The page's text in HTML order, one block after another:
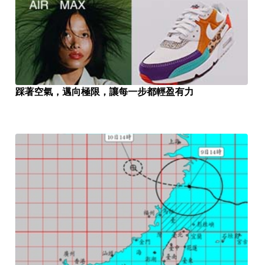
踩著空氣，邁向極限，讓每一步都輕盈有力